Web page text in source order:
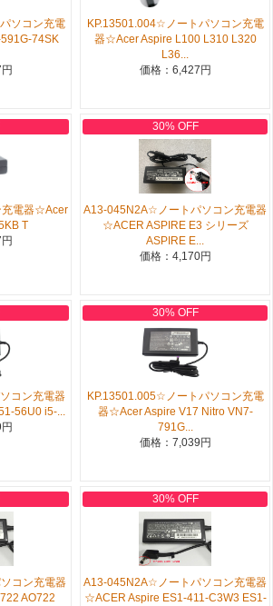
ソコン充電
74SK
KP.13501.004☆ノートパソコン充電
器☆Acer Aspire L100 L310 L320
L36...
価格：6,427円
充電器☆Acer
T
30% OFF
A13-045N2A☆ノートパソコン充電器
☆ACER ASPIRE E3 シリーズ
ASPIRE E...
価格：4,170円
コン充電器
56U0 i5-...
30% OFF
KP.13501.005☆ノートパソコン充電
器☆Acer Aspire V17 Nitro VN7-
791G...
価格：7,039円
コン充電器
AO722
30% OFF
A13-045N2A☆ノートパソコン充電器
☆ACER Aspire ES1-411-C3W3 ES1-